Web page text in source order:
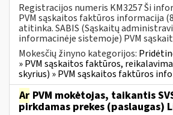
Registracijos numeris KM3257 Ši
PVM sąskaitos faktūros informacija
atitinka. SABIS (Sąskaitų
informacinėje sistemoje) PVM
Mokesčių žinyno kategorijos:
» PVM sąskaitos faktūros,
skyrius) » PVM sąskaitos faktūros
Ar PVM mokėtojas, taikantis
pirkdamas prekes (paslaugas)